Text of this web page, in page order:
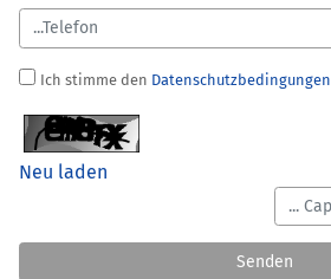
Ich stimme den Datenschutzbedingungen
Neu laden